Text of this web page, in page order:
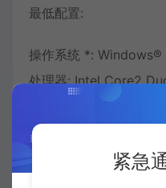
最低配置:
操作系统 *: Windows®
处理器: Intel Core2
内存: 4 GB RAM
显卡: DirectX 9/
DirectX 版本: 9.0紧急